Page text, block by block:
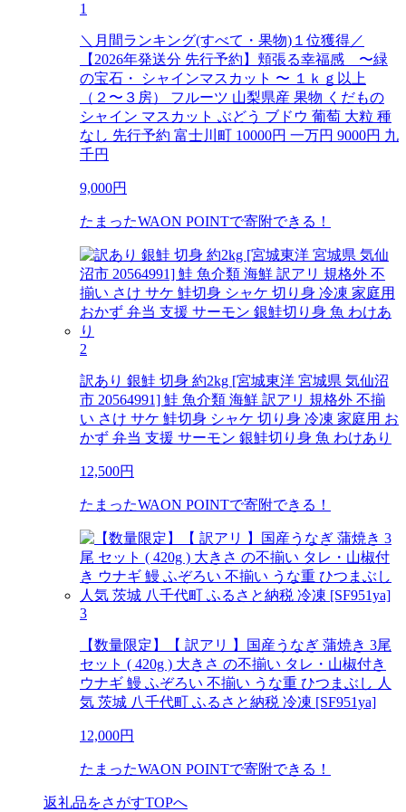
1
＼月間ランキング(すべて・果物)１位獲得／
【2026年発送分 先行予約】頬張る幸福感 〜緑
の宝石・ シャインマスカット 〜 １ｋｇ以上
（２〜３房） フルーツ 山梨県産 果物 くだもの
シャイン マスカット ぶどう ブドウ 葡萄 大粒 種
なし 先行予約 富士川町 10000円 一万円 9000円 九
千円
9,000円
たまったWAON POINTで寄附できる！
2
訳あり 銀鮭 切身 約2kg [宮城東洋 宮城県 気仙沼
市 20564991] 鮭 魚介類 海鮮 訳アリ 規格外 不揃
い さけ サケ 鮭切身 シャケ 切り身 冷凍 家庭用 お
かず 弁当 支援 サーモン 銀鮭切り身 魚 わけあり
12,500円
たまったWAON POINTで寄附できる！
3
【数量限定】【 訳アリ 】国産うなぎ 蒲焼き 3尾
セット ( 420g ) 大きさ の不揃い タレ・山椒付き
ウナギ 鰻 ふぞろい 不揃い うな重 ひつまぶし 人
気 茨城 八千代町 ふるさと納税 冷凍 [SF951ya]
12,000円
たまったWAON POINTで寄附できる！
返礼品をさがすTOPへ